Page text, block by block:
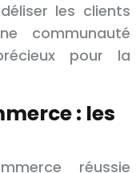
les clients
communauté
pour la
: les
réussie